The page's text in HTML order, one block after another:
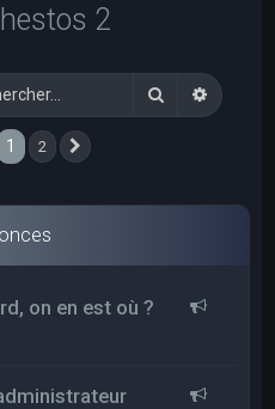
2
Rechercher
1 2
on en est où ?